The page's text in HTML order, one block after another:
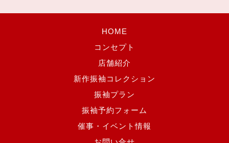
HOME
コンセプト
店舗紹介
新作振袖コレクション
振袖プラン
振袖予約フォーム
催事・イベント情報